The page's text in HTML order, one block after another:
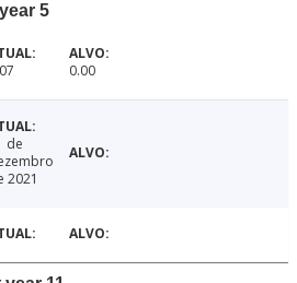
5
0.00
de
2021